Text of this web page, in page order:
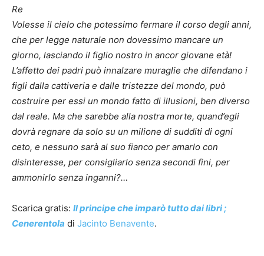
Re
Volesse il cielo che potessimo fermare il corso degli anni,
che per legge naturale non dovessimo mancare un
giorno, lasciando il figlio nostro in ancor giovane età!
L’affetto dei padri può innalzare muraglie che difendano i
figli dalla cattiveria e dalle tristezze del mondo, può
costruire per essi un mondo fatto di illusioni, ben diverso
dal reale. Ma che sarebbe alla nostra morte, quand’egli
dovrà regnare da solo su un milione di sudditi di ogni
ceto, e nessuno sarà al suo fianco per amarlo con
disinteresse, per consigliarlo senza secondi fini, per
ammonirlo senza inganni?…
Scarica gratis: Il principe che imparò tutto dai libri ;
Cenerentola di Jacinto Benavente.